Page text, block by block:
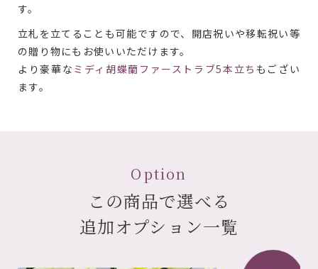
す。
立札を立てることも可能ですので、開店祝いや移転祝い等
の贈り物にもお使いいただけます。
より豪華な ミディ胡蝶蘭ファーストラブ5本立ち もござい
ます。
Option
この商品で選べる
追加オプション一覧